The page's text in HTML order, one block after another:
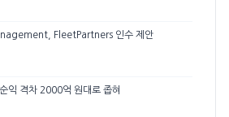
FleetPartners 인수 제안
익 격차 2000억 원대로 좁혀